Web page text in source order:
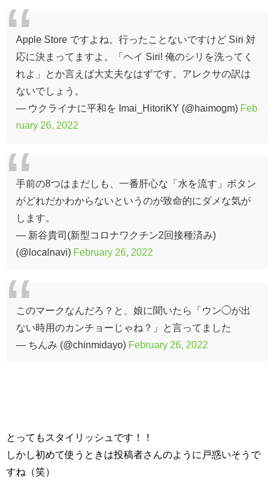
Apple Store ですよね。行ったことないですけど Siri 対
応に決まってますよ。「ヘイ Siri! 俺のシリを洗ってく
れよ」とか言えば大丈夫なはずです。アレクサの訳は
ないでしょう。
— ウクライナに平和を Imai_HitoriKY (@haimogm) Feb
ruary 26, 2022
手前の8つはまだしも、一番肝心な「水を流す」ボタン
がどれだかわからないというのが致命的にダメな気が
します。
— 新谷貴司(新型コロナワクチン2回接種済み)
(@localnavi) February 26, 2022
このマークなんだろ？と、娘に聞いたら「ウン◯が出
ない時用のカンチョーじゃね？」と言ってました
— ちんみ (@chinmidayo) February 26, 2022
とってもスタイリッシュです！！
しかし初めて使うときは投稿者さんのように戸惑いそうで
すね（笑）